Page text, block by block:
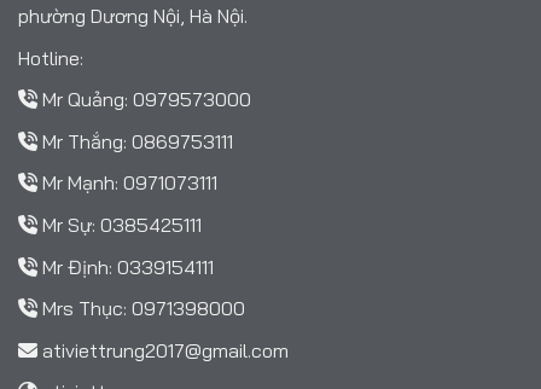
phường Dương Nội, Hà Nội.
Hotline:
Mr Quảng: 0979573000
Mr Thắng: 0869753111
Mr Mạnh: 0971073111
Mr Sự: 0385425111
Mr Định: 0339154111
Mrs Thục: 0971398000
ativiettrung2017@gmail.com